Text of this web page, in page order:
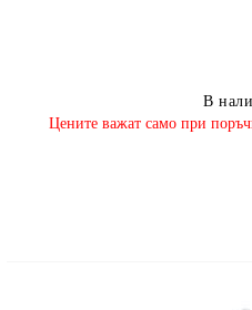
В
​Цените важат само при